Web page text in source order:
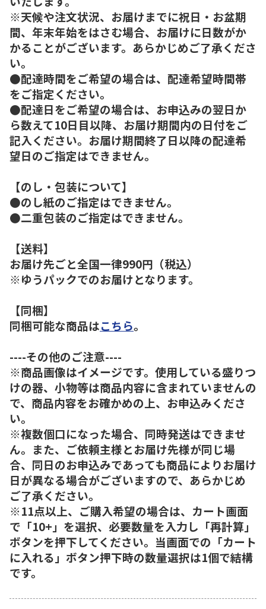
※天候や注文状況、お届けまでに祝日・お盆期
間、年末年始をはさむ場合、お届けに日数がか
かることがございます。あらかじめご了承くださ
い。
●配達時間をご希望の場合は、配達希望時間帯
をご指定ください。
●配達日をご希望の場合は、お申込みの翌日か
ら数えて10日目以降、お届け期間内の日付をご
記入ください。お届け期間終了日以降の配達希
望日のご指定はできません。
【のし・包装について】
●のし紙のご指定はできません。
●二重包装のご指定はできません。
【送料】
お届け先ごと全国一律990円（税込）
※ゆうパックでのお届けとなります。
【同梱】
同梱可能な商品はこちら。
----その他のご注意----
※商品画像はイメージです。使用している盛りつ
けの器、小物等は商品内容に含まれていませんの
で、商品内容をお確かめの上、お申込みくださ
い。
※複数個口になった場合、同時発送はできませ
ん。また、ご依頼主様とお届け先様が同じ場
合、同日のお申込みであっても商品によりお届け
日が異なる場合がございますので、あらかじめ
ご了承ください。
※11点以上、ご購入希望の場合は、カート画面
で「10+」を選択、必要数量を入力し「再計算」
ボタンを押下してください。当画面での「カート
に入れる」ボタン押下時の数量選択は1個で結構
です。